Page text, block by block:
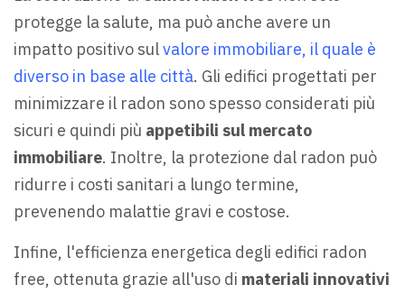
protegge la salute, ma può anche avere un
impatto positivo sulvalore immobiliare, il quale è
diverso in base alle città. Gli edifici progettati per
minimizzare il radon sono spesso considerati più
sicuri e quindi più appetibili sul mercato
immobiliare. Inoltre, la protezione dal radon può
ridurre i costi sanitari a lungo termine,
prevenendo malattie gravi e costose.
Infine, l'efficienza energetica degli edifici radon
free, ottenuta grazie all'uso di materiali innovativi